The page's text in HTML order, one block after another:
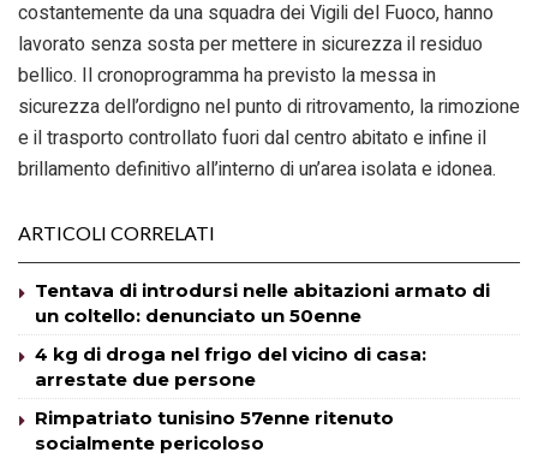
costantemente da una squadra dei Vigili del Fuoco, hanno
lavorato senza sosta per mettere in sicurezza il residuo
bellico. Il cronoprogramma ha previsto la messa in
sicurezza dell’ordigno nel punto di ritrovamento, la rimozione
e il trasporto controllato fuori dal centro abitato e infine il
brillamento definitivo all’interno di un’area isolata e idonea.
ARTICOLI CORRELATI
Tentava di introdursi nelle abitazioni armato di
un coltello: denunciato un 50enne
4 kg di droga nel frigo del vicino di casa:
arrestate due persone
Rimpatriato tunisino 57enne ritenuto
socialmente pericoloso